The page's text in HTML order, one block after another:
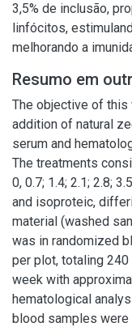
3,5% de inclusão,
linfócitos,
melhorando a
Resumo em
The objective of
addition of natural
serum and
The treatments
0, 0.7; 1.4; 2.1; 2.8;
and isoproteic,
material (washed
was in randomized
per plot, totaling
week with
hematological
blood samples